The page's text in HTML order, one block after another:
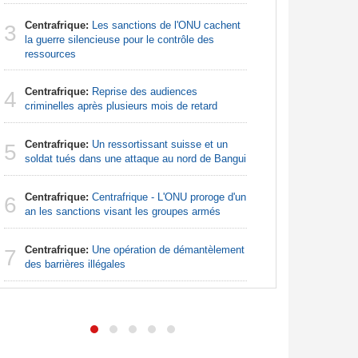
3 Centrafrique: Les sanctions de l'ONU cachent
la guerre silencieuse pour le contrôle des
ressources
4 Centrafrique: Reprise des audiences
criminelles après plusieurs mois de retard
5 Centrafrique: Un ressortissant suisse et un
soldat tués dans une attaque au nord de Bangui
6 Centrafrique: Centrafrique - L'ONU proroge d'un
an les sanctions visant les groupes armés
7 Centrafrique: Une opération de démantèlement
des barrières illégales